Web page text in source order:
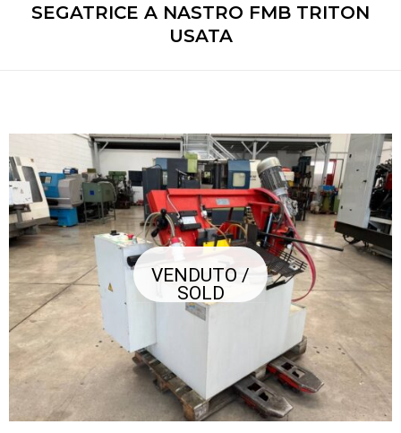
SEGATRICE A NASTRO FMB TRITON
USATA
VENDUTO /
SOLD